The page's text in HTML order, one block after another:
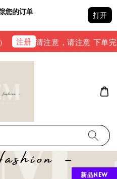
您的订单 打开
注册 请注意，请注意 下单完
新品NEW